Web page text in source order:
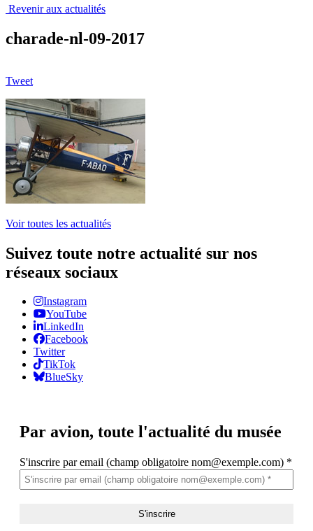
Revenir aux actualités
charade-nl-09-2017
Tweet
Voir toutes les actualités
Suivez toute notre actualité sur nos
réseaux sociaux
Instagram
YouTube
LinkedIn
Facebook
Twitter
TikTok
BlueSky
Par avion, toute l'actualité du musée
S'inscrire par email (champ obligatoire nom@exemple.com) *